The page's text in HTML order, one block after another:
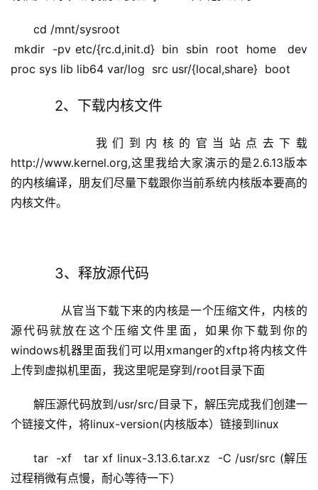
cd /mnt/sysroot
proc sys lib lib64 var/log  src usr/{local,share}  boot
2、下载内核文件
我们到内核的官当站点去下载
http://www.kernel.org,这里我给大家演示的是2.6.13版本
的内核编译，朋友们尽量下载跟你当前系统内核版本要高的
内核文件。
3、释放源代码
从官当下载下来的内核是一个压缩文件，内核的
源代码就放在这个压缩文件里面，如果你下载到你的
windows机器里面我们可以用xmanger的xftp将内核文件
上传到虚拟机里面，我这里呢是穿到/root目录下面
解压源代码放到/usr/src/目录下，解压完成我们创建一
个链接文件，将linux-version(内核版本）链接到linux
tar  -xf   tar xf linux-3.13.6.tar.xz  -C /usr/src (解压
过程稍微有点慢，耐心等待一下）